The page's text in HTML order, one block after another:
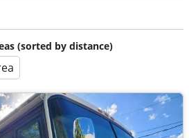
(sorted by distance)